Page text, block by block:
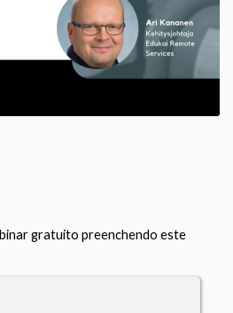
gratuito preenchendo este